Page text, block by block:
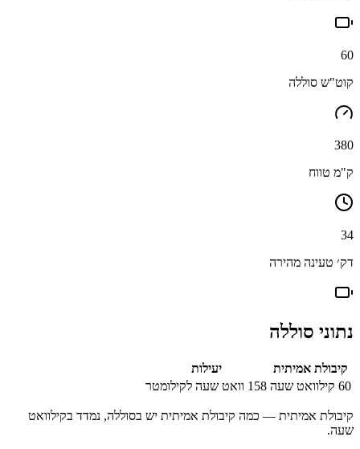
60
קוט"ש סוללה
380
ק"מ טווח
34
דק׳ טעינה מהירה
נתוני סוללה
קיבולת אמיתית
יעילות
60 קילוואט שעה 158 וואט שעה לקילומטר
קיבולת אמיתית — כמה קיבולת אמיתית יש בסוללה, נמדד בקילוואט
שעה.